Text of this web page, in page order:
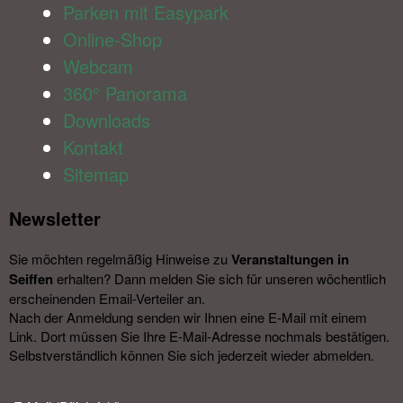
Parken mit Easypark
Online-Shop
Webcam
360° Panorama
Downloads
Kontakt
Sitemap
Newsletter​
Sie möchten regelmäßig Hinweise zu Veranstal­tungen in
Seiffen erhalten? Dann melden Sie sich für unseren wöchentlich
erscheinenden Email-Verteiler an.
Nach der Anmeldung senden wir Ihnen eine E-Mail mit einem
Link. Dort müssen Sie Ihre E-Mail-Adresse nochmals bestätigen.
Selbstverständlich können Sie sich jederzeit wieder abmelden.​